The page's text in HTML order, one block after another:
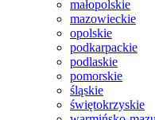
małopolskie
mazowieckie
opolskie
podkarpackie
podlaskie
pomorskie
śląskie
świętokrzyskie